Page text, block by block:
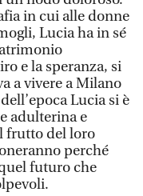
in cui alle donne
Lucia ha in sé
e la speranza, si
a vivere a Milano
Lucia si è
adulterina e
frutto del loro
perché
futuro che